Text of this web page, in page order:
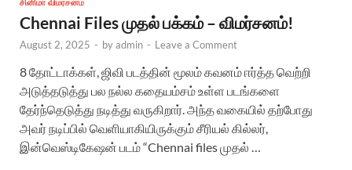
சினிமா விமர்சனம்
Chennai Files முதல் பக்கம் – விமர்சனம்!
August 2, 2025 - byadmin - Leave a Comment
8 தோட்டாக்கள், ஜிவி படத்தின் மூலம் கவனம் ஈர்த்த வெற்றி
அடுத்தடுத்து பல நல்ல கதையம்சம் உள்ள படங்களை
தேர்ந்தெடுத்து நடித்து வருகிறார். அந்த வகையில் தற்போது
அவர் நடிப்பில் வெளியாகியிருக்கும் சீரியல் கில்லர்,
இன்வெஸ்டிகேஷன் படம் “Chennai files முதல் …